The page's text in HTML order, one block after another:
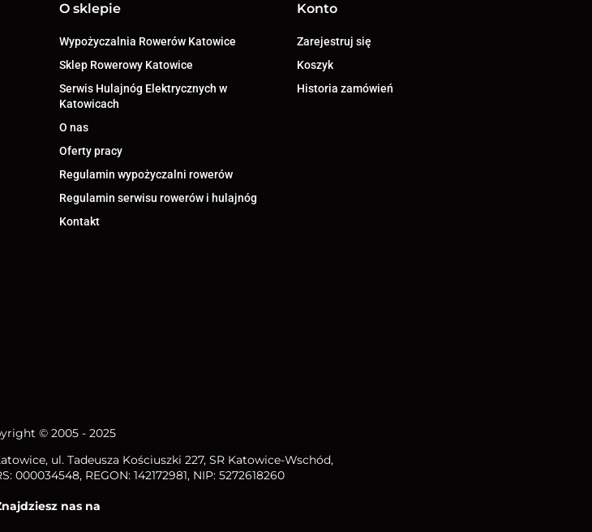
O sklepie
Wypożyczalnia Rowerów Katowice
Sklep Rowerowy Katowice
Serwis Hulajnóg Elektrycznych w
Katowicach
O nas
Oferty pracy
Regulamin wypożyczalni rowerów
Regulamin serwisu rowerów i hulajnóg
Kontakt
Konto
Zarejestruj się
Koszyk
Historia zamówień
© 2005 - 2025
ul. Tadeusza Kościuszki 227, SR Katowice-Wschód,
000034548, REGON: 142172981, NIP: 5272618260
nas na